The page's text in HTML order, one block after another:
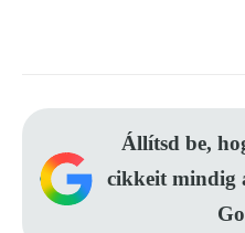
Állítsd be,
cikkeit mindig